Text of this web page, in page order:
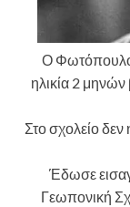
Ο
ηλικία 2 μηνών
Στο σχολείο
Έδωσε
Γεωπονική